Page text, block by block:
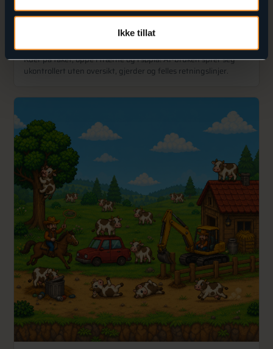
Ikke tillat
Kuer på taket, oppe i trærne og i søpla! AI-bruken sprer seg
ukontrollert uten oversikt, gjerder og felles retningslinjer.